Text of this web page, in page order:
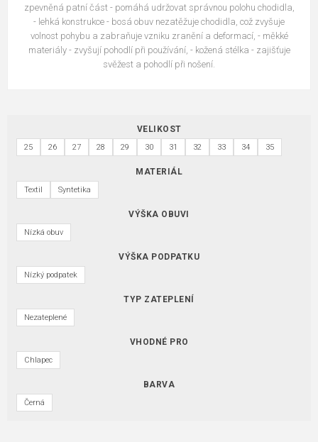
zpevněná patní část - pomáhá udržovat správnou polohu chodidla,
- lehká konstrukce - bosá obuv nezatěžuje chodidla, což zvyšuje
volnost pohybu a zabraňuje vzniku zranění a deformací, - měkké
materiály - zvyšují pohodlí při používání, - kožená stélka - zajišťuje
svěžest a pohodlí při nošení.
VELIKOST
25 26 27 28 29 30 31 32 33 34 35
MATERIÁL
Textil Syntetika
VÝŠKA OBUVI
Nízká obuv
VÝŠKA PODPATKU
Nízký podpatek
TYP ZATEPLENÍ
Nezateplené
VHODNÉ PRO
Chlapec
BARVA
Černá